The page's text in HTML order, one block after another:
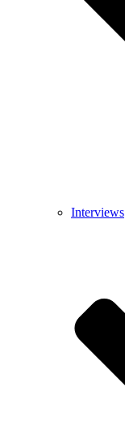
Interviews